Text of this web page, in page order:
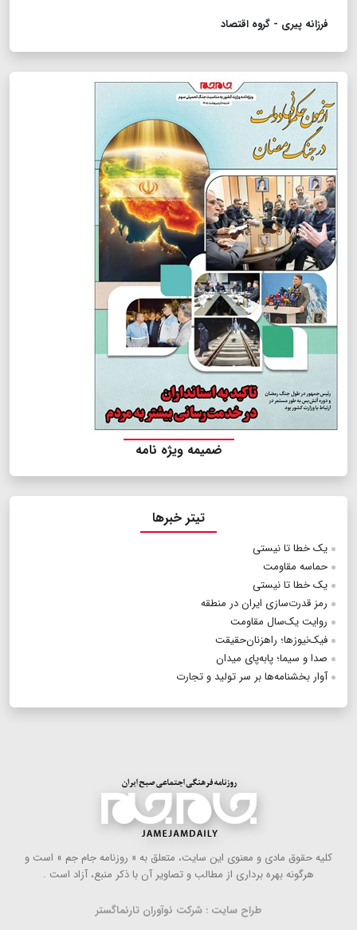
فرزانه پیری - گروه اقتصاد
ضمیمه ویژه نامه
تیتر خبرها
یک خطا تا نیستی
حماسه مقاومت
یک خطا تا نیستی
رمز قدرت‌سازی ایران در منطقه
روایت یک‌سال مقاومت
فیک‌نیوزها؛ راهزنان‌حقیقت
صدا و سیما؛ پابه‌پای میدان
آوار بخشنامه‌ها بر سر تولید و تجارت
كلیه حقوق مادی و معنوی این سایت، متعلق به « روزنامه جام جم » است و
هرگونه بهره ‌برداری از مطالب و تصاویر آن با ذكر منبع، آزاد است .
طراح سایت : شرکت نوآوران تارنماگستر